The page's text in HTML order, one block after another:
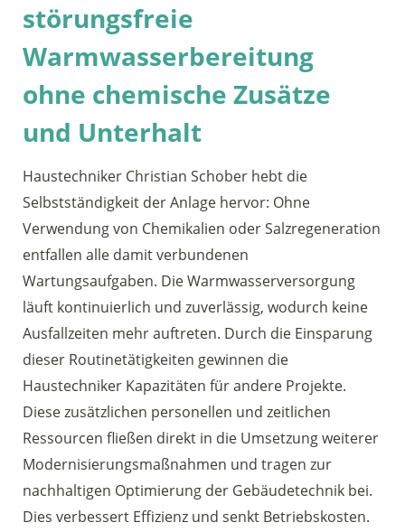
störungsfreie
Warmwasserbereitung
ohne chemische Zusätze
und Unterhalt
Haustechniker Christian Schober hebt die
Selbstständigkeit der Anlage hervor: Ohne
Verwendung von Chemikalien oder Salzregeneration
entfallen alle damit verbundenen
Wartungsaufgaben. Die Warmwasserversorgung
läuft kontinuierlich und zuverlässig, wodurch keine
Ausfallzeiten mehr auftreten. Durch die Einsparung
dieser Routinetätigkeiten gewinnen die
Haustechniker Kapazitäten für andere Projekte.
Diese zusätzlichen personellen und zeitlichen
Ressourcen fließen direkt in die Umsetzung weiterer
Modernisierungsmaßnahmen und tragen zur
nachhaltigen Optimierung der Gebäudetechnik bei.
Dies verbessert Effizienz und senkt Betriebskosten.